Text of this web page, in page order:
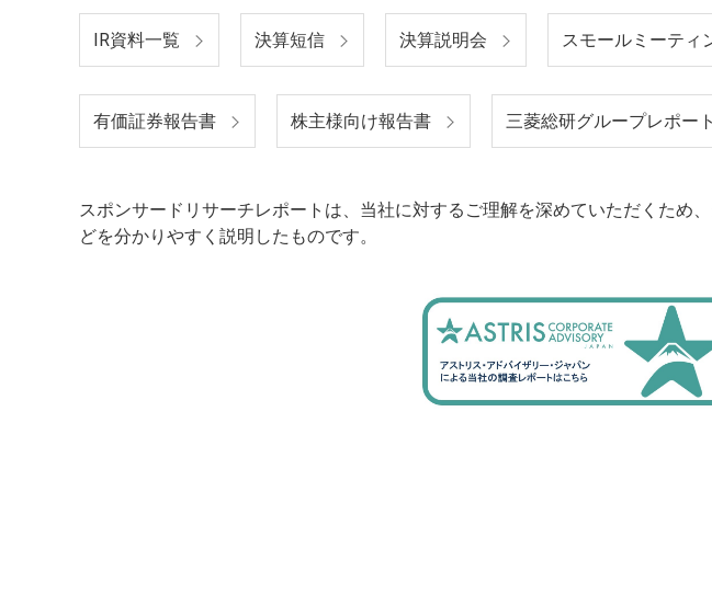
IR資料一覧 決算短信 決算説明会 スモールミーティ
有価証券報告書 株主様向け報告書 三菱総研グループレポート
スポンサードリサーチレポートは、当社に対するご理解を深めていただくため
どを分かりやすく説明したものです。